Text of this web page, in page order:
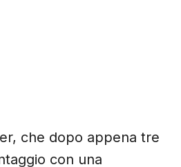
che dopo appena tre
con una